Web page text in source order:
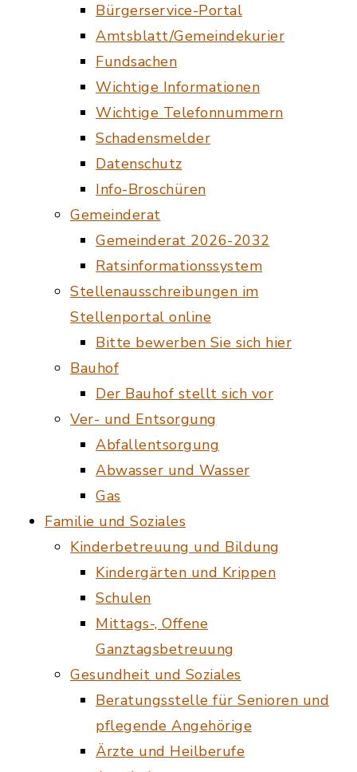
Bürgerservice-Portal
Amtsblatt/Gemeindekurier
Fundsachen
Wichtige Informationen
Wichtige Telefonnummern
Schadensmelder
Datenschutz
Info-Broschüren
Gemeinderat
Gemeinderat 2026-2032
Ratsinformationssystem
Stellenausschreibungen im
Stellenportal online
Bitte bewerben Sie sich hier
Bauhof
Der Bauhof stellt sich vor
Ver- und Entsorgung
Abfallentsorgung
Abwasser und Wasser
Gas
Familie und Soziales
Kinderbetreuung und Bildung
Kindergärten und Krippen
Schulen
Mittags-, Offene
Ganztagsbetreuung
Gesundheit und Soziales
Beratungsstelle für Senioren und
pflegende Angehörige
Ärzte und Heilberufe